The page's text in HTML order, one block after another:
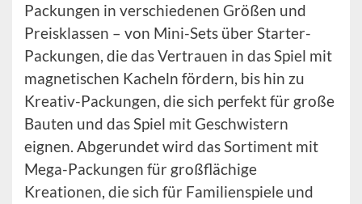
Packungen in verschiedenen Größen und
Preisklassen – von Mini-Sets über Starter-
Packungen, die das Vertrauen in das Spiel mit
magnetischen Kacheln fördern, bis hin zu
Kreativ-Packungen, die sich perfekt für große
Bauten und das Spiel mit Geschwistern
eignen. Abgerundet wird das Sortiment mit
Mega-Packungen für großflächige
Kreationen, die sich für Familienspiele und